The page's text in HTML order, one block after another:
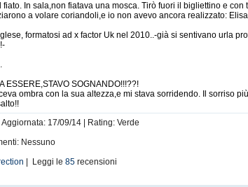
In sala,non fiatava una mosca. Tirò fuori il bigliettino e con
a volare coriandoli,e io non avevo ancora realizzato:
formatosi ad x factor Uk nel 2010..-già si sentivano urla
ESSERE,STAVO SOGNANDO!!!??!
ombra con la sua altezza,e mi stava sorridendo. Il sorriso
Aggiornata: 17/09/14 | Rating: Verde
Nessuno
| Leggi le85 recensioni